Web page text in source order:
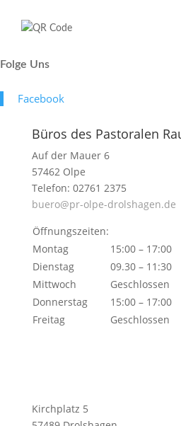
Folge Uns
Face­book
Büros des Pastoralen
Auf der Mauer 6
57462 Olpe
Telefon: 02761 2375
buero@pr-olpe-drolshagen.de
Öffnungszeiten:
Montag
15:00 – 17:00
Dienstag
09.30 – 11:30
Mittwoch
Geschlossen
Donnerstag
15:00 – 17:00
Freitag
Geschlossen
Kirchplatz 5